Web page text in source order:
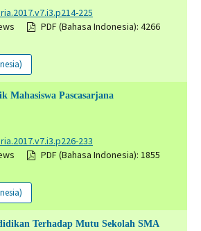
225
PDF (Bahasa Indonesia): 4266
Mahasiswa Pascasarjana
233
PDF (Bahasa Indonesia): 1855
Terhadap Mutu Sekolah SMA